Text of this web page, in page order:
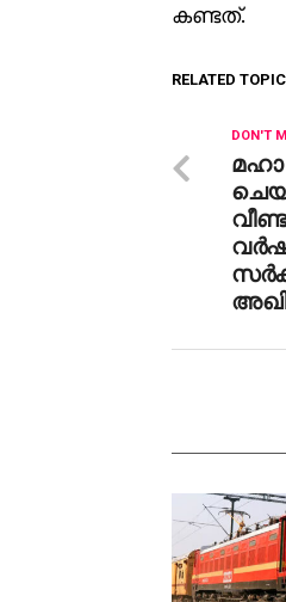
കണ്ടത്.
RELATED
DON'T